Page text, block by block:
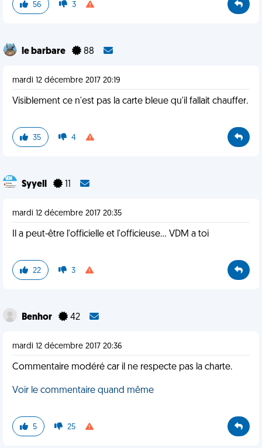
56 3
le barbare 88
mardi 12 décembre 2017 20:19
Visiblement ce n'est pas la carte bleue qu'il fallait chauffer.
35 4
Syyell
mardi 12 décembre 2017 20:35
Il a peut-être l'officielle et l'officieuse... VDM a toi
22 3
Benhor 42
mardi 12 décembre 2017 20:36
Commentaire modéré car il ne respecte pas la charte.
Voir le commentaire quand même
5 25